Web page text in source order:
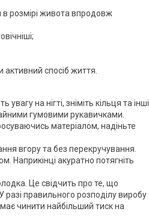
в розмірі живота впродовж
спосіб життя.
на нігті, зніміть кільця та інші
гумовими рукавичками.
матеріалом, надіньте
вгору та без перекручування.
Наприкінці акуратно потягніть
Це свідчить про те, що
разі правильного розподілу виробу
чинити найбільший тиск на